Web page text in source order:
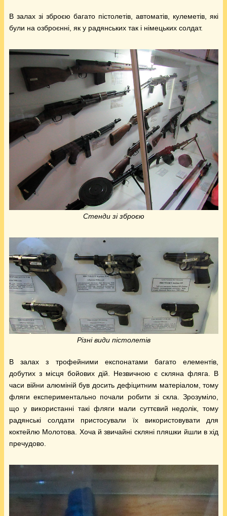
В залах зі зброєю багато пістолетів, автоматів, кулеметів, які
були на озброєнні, як у радянських так і німецьких солдат.
Стенди зі зброєю
Різні види пістолетів
В залах з трофейними експонатами багато елементів,
добутих з місця бойових дій. Незвичною є скляна фляга. В
часи війни алюміній був досить дефіцитним матеріалом, тому
фляги експериментально почали робити зі скла. Зрозуміло,
що у використанні такі фляги мали суттєвий недолік, тому
радянські солдати пристосували їх використовувати для
коктейлю Молотова. Хоча й звичайні скляні пляшки йшли в хід
пречудово.